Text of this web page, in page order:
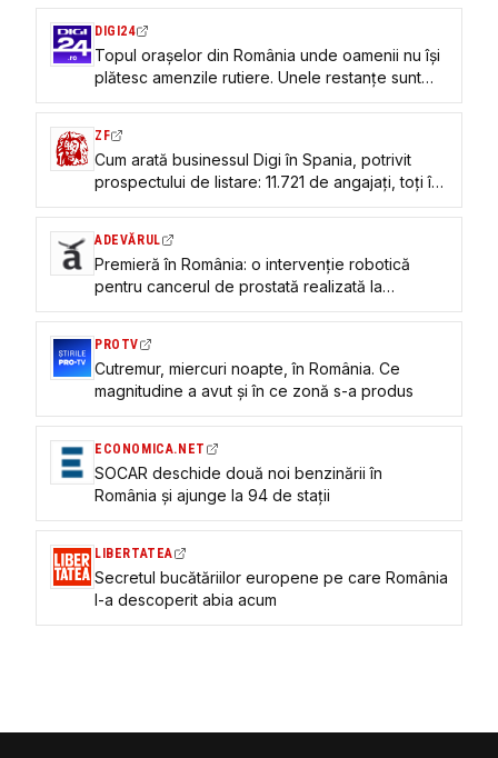
DIGI24
Topul orașelor din România unde oamenii nu își
plătesc amenzile rutiere. Unele restanțe sunt
mai vechi de 25 de ani
ZF
Cum arată businessul Digi în Spania, potrivit
prospectului de listare: 11.721 de angajaţi, toţi în
Spania, salarii medii anuale între 22.000 şi
România pentru call-center
ADEVĂRUL
Premieră în România: o intervenție robotică
pentru cancerul de prostată realizată la
Băneasa Tumor Center Hospital introduce o
oncologice în timpul operației
PROTV
Cutremur, miercuri noapte, în România. Ce
magnitudine a avut și în ce zonă s-a produs
ECONOMICA.NET
SOCAR deschide două noi benzinării în
România și ajunge la 94 de stații
LIBERTATEA
Secretul bucătăriilor europene pe care România
l-a descoperit abia acum